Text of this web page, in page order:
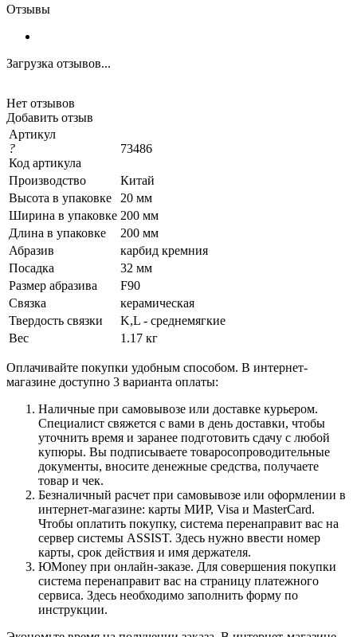
Отзывы
Загрузка отзывов...
Нет отзывов
Добавить отзыв
Артикул
?
Код артикула
73486
Производство
Китай
Высота в упаковке
20 мм
Ширина в упаковке 200 мм
Длина в упаковке
200 мм
Абразив
карбид кремния
Посадка
32 мм
Размер абразива
F90
Связка
керамическая
Твердость связки
K,L - среднемягкие
Вес
1.17 кг
Оплачивайте покупки удобным способом. В интернет-
магазине доступно 3 варианта оплаты:
Наличные при самовывозе или доставке курьером.
Специалист свяжется с вами в день доставки, чтобы
уточнить время и заранее подготовить сдачу с любой
купюры. Вы подписываете товаросопроводительные
документы, вносите денежные средства, получаете
товар и чек.
Безналичный расчет при самовывозе или оформлении в
интернет-магазине: карты МИР, Visa и MasterCard.
Чтобы оплатить покупку, система перенаправит вас на
сервер системы ASSIST. Здесь нужно ввести номер
карты, срок действия и имя держателя.
ЮMoney при онлайн-заказе. Для совершения покупки
система перенаправит вас на страницу платежного
сервиса. Здесь необходимо заполнить форму по
инструкции.